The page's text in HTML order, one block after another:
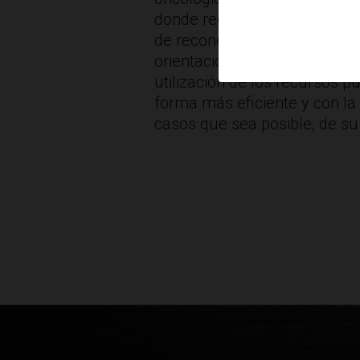
donde reciben la atención
de reconocimiento de sus
orientación de sus cuidados
utilización de los recursos
forma más eficiente y con la
casos que sea posible, de